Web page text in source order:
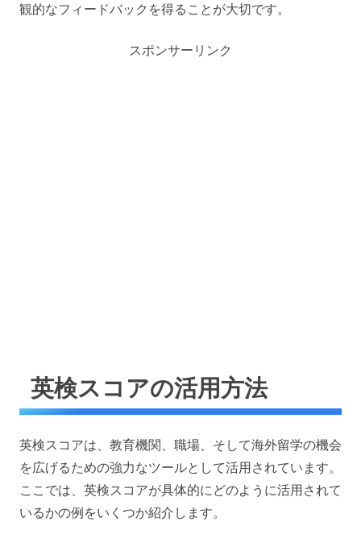
観的なフィードバックを得ることが大切です。
スポンサーリンク
英検スコアの活用方法
英検スコアは、教育機関、職場、そして海外留学の機会
を広げるための強力なツールとして活用されています。
ここでは、英検スコアが具体的にどのように活用されて
いるかの例をいくつか紹介します。